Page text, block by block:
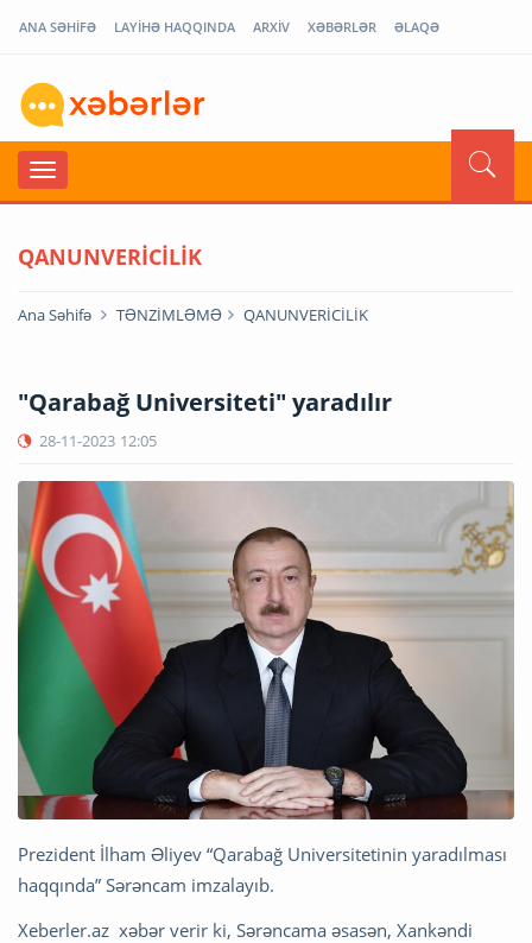
ANA SƏHİFƏ LAYİHƏ HAQQINDA ARXİV XƏBƏRLƏR ƏLAQƏ
QANUNVERİCİLİK
Ana Səhifə TƏNZİMLƏMƏ QANUNVERİCİLİK
"Qarabağ Universiteti" yaradılır
28-11-2023 12:05
Prezident İlham Əliyev “Qarabağ Universitetinin yaradılması
haqqında” Sərəncam imzalayıb.
Xeberler.az xəbər verir ki, Sərəncama əsasən, Xankəndi